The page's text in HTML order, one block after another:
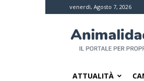
venerdì, Agosto 7, 2026
ATTUALITÀ